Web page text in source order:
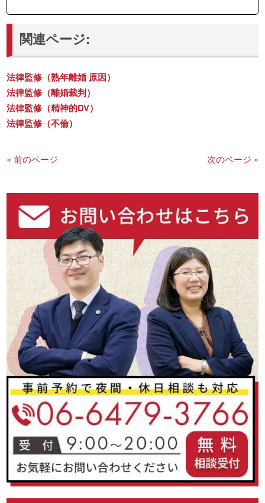
関連ページ:
法律監修（熟年離婚 原因）
法律監修（離婚裁判）
法律監修（精神的DV）
法律監修（不倫）
« 前のページ 次のページ »